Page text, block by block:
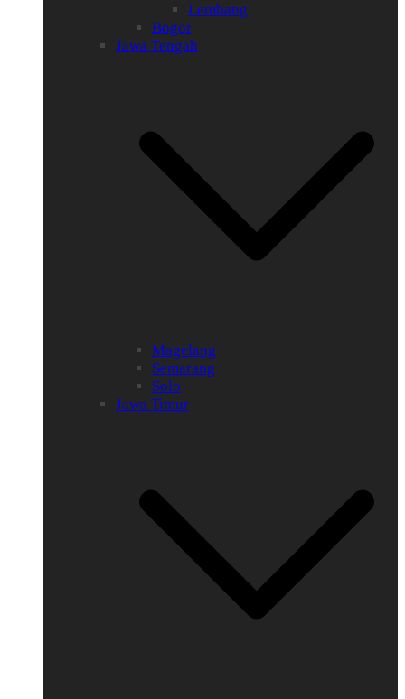
Lembang
Bogor
Jawa Tengah
Magelang
Semarang
Solo
Jawa Timur